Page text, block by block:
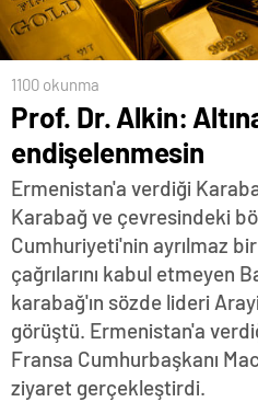
1100 okunma
Prof. Dr. Alkin:
endişelenmesin
Ermenistan'a verdiği
Karabağ ve çevresindeki
Cumhuriyeti'nin ayrılmaz
çağrılarını kabul etmeyen
karabağ'ın sözde lideri
görüştü. Ermenistan'a
Fransa Cumhurbaşkanı
ziyaret gerçekleştirdi.